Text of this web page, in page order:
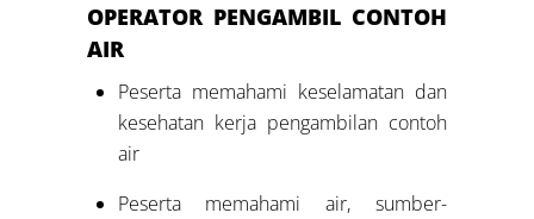
OPERATOR PENGAMBIL CONTOH
AIR
Peserta memahami keselamatan dan
kesehatan kerja pengambilan contoh
air
Peserta memahami air, sumber-